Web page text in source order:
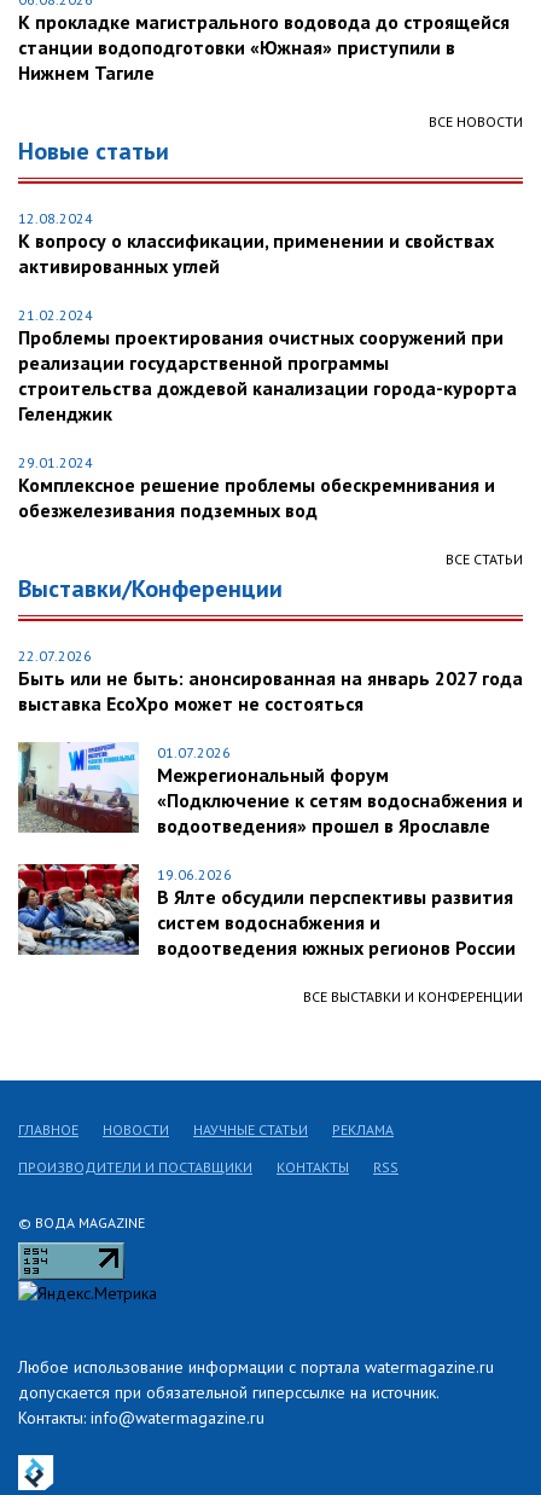
К прокладке магистрального водовода до строящейся
станции водоподготовки «Южная» приступили в
Нижнем Тагиле
ВСЕ НОВОСТИ
Новые статьи
12.08.2024
К вопросу о классификации, применении и свойствах
активированных углей
21.02.2024
Проблемы проектирования очистных сооружений при
реализации государственной программы
строительства дождевой канализации города-курорта
Геленджик
29.01.2024
Комплексное решение проблемы обескремнивания и
обезжелезивания подземных вод
ВСЕ СТАТЬИ
Выставки/Конференции
22.07.2026
Быть или не быть: анонсированная на январь 2027 года
выставка EcoXpo может не состояться
01.07.2026
Межрегиональный форум
«Подключение к сетям водоснабжения и
водоотведения» прошел в Ярославле
19.06.2026
В Ялте обсудили перспективы развития
систем водоснабжения и
водоотведения южных регионов России
ВСЕ ВЫСТАВКИ И КОНФЕРЕНЦИИ
© ВОДА MAGAZINE
Любое использование информации с портала watermagazine.ru
допускается при обязательной гиперссылке на источник.
Контакты: info@watermagazine.ru
ГЛАВНОЕ НОВОСТИ НАУЧНЫЕ СТАТЬИ РЕКЛАМА
ПРОИЗВОДИТЕЛИ И ПОСТАВЩИКИ КОНТАКТЫ RSS